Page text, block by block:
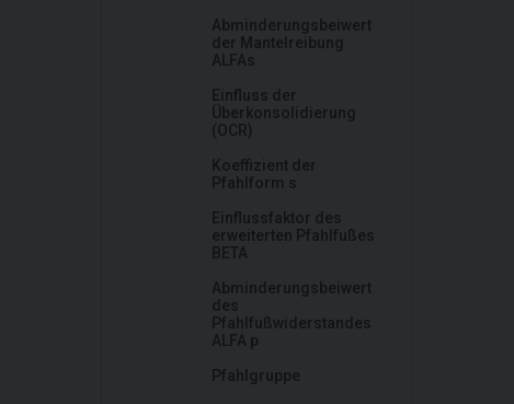
Abminderungsbeiwert
der Mantelreibung
ALFAs
Einfluss der
Überkonsolidierung
(OCR)
Koeffizient der
Pfahlform s
Einflussfaktor des
erweiterten Pfahlfußes
BETA
Abminderungsbeiwert
des
Pfahlfußwiderstandes
ALFA p
Pfahlgruppe